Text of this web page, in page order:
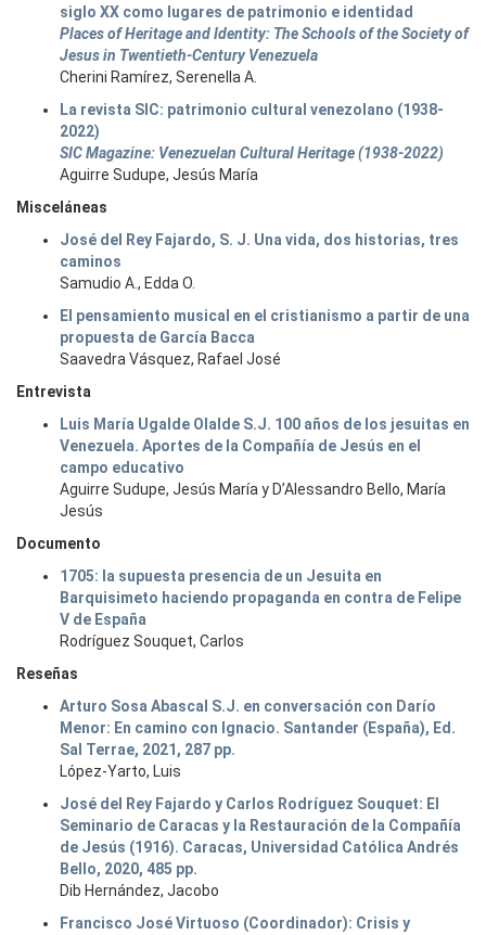
siglo XX como lugares de patrimonio e identidad
Places of Heritage and Identity: The Schools of the Society of
Jesus in Twentieth-Century Venezuela
Cherini Ramírez, Serenella A.
La revista SIC: patrimonio cultural venezolano (1938-
2022)
SIC Magazine: Venezuelan Cultural Heritage (1938-2022)
Aguirre Sudupe, Jesús María
Misceláneas
José del Rey Fajardo, S. J. Una vida, dos historias, tres
caminos
Samudio A., Edda O.
El pensamiento musical en el cristianismo a partir de una
propuesta de García Bacca
Saavedra Vásquez, Rafael José
Entrevista
Luis María Ugalde Olalde S.J. 100 años de los jesuitas en
Venezuela. Aportes de la Compañía de Jesús en el
campo educativo
Aguirre Sudupe, Jesús María y D’Alessandro Bello, María
Jesús
Documento
1705: la supuesta presencia de un Jesuita en
Barquisimeto haciendo propaganda en contra de Felipe
V de España
Rodríguez Souquet, Carlos
Reseñas
Arturo Sosa Abascal S.J. en conversación con Darío
Menor: En camino con Ignacio. Santander (España), Ed.
Sal Terrae, 2021, 287 pp.
López-Yarto, Luis
José del Rey Fajardo y Carlos Rodríguez Souquet: El
Seminario de Caracas y la Restauración de la Compañía
de Jesús (1916). Caracas, Universidad Católica Andrés
Bello, 2020, 485 pp.
Dib Hernández, Jacobo
Francisco José Virtuoso (Coordinador): Crisis y